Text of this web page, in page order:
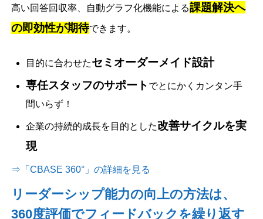
高い回答回収率、自動グラフ化機能による課題解決へ
の即効性が期待できます。
目的に合わせたセミオーダーメイド設計
専任スタッフのサポート でとにかくカンタン手
間いらず！
企業の持続的成長を目的とした改善サイクルを実
現
⇒「CBASE 360°」の詳細を見る
リーダーシップ能力の向上の方法は、
360度評価でフィードバックを繰り返す